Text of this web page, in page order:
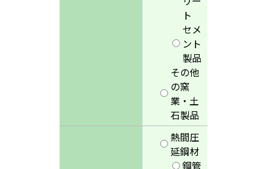
ト
セメ
ント
製品
その他
の窯
業・土
石製品
熱間圧
延鋼材
鋼管